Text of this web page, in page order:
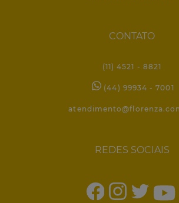
CONTATO
(11) 4521 - 8821
(44) 99934 - 7001
REDES SOCIAIS